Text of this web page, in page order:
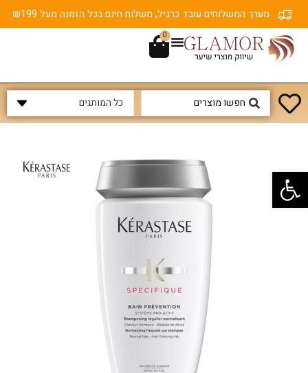
פתח סרגל נגישות
מערך המשלוחים עובד כרגיל, משלוח חינם בכל הזמנה מעל ₪199
0